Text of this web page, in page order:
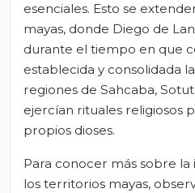
esenciales. Esto se
mayas, donde Diego de
durante el tiempo en que
establecida y consolidada
regiones de Sahcaba,
ejercían rituales religiosos
propios dioses.
Para conocer más sobre
los territorios mayas,